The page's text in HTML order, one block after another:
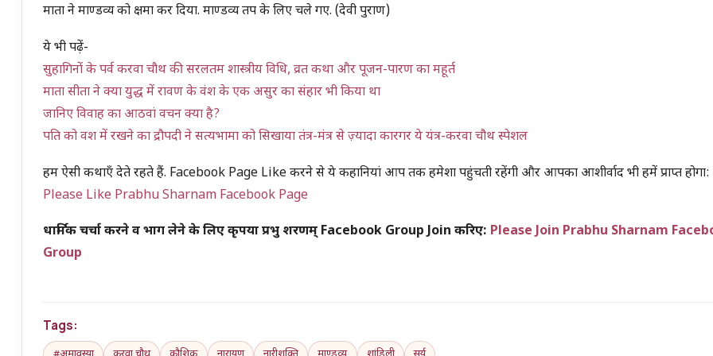
माता ने माण्डव्य को क्षमा कर दिया. माण्डव्य तप के लिए चले गए. (देवी पुराण)
ये भी पढ़ें-
सुहागिनों के पर्व करवा चौथ की सरलतम शास्त्रीय विधि, व्रत कथा और पूजन-पारण का महूर्त
माता सीता ने क्या युद्ध में रावण के वंश के एक असुर का संहार भी किया था
जानिए विवाह का आठवां वचन क्या है?
पति को वश में रखने का द्रौपदी ने सत्यभामा को सिखाया तंत्र-मंत्र से ज़्यादा कारगर ये यंत्र-करवा चौथ स्पेशल
हम ऐसी कथाएँ देते रहते हैं. Facebook Page Like करने से ये कहानियां आप तक हमेशा पहुंचती रहेंगी और आपका आशीर्वाद भी हमें प्राप्त होगा:
Please Like Prabhu Sharnam Facebook Page
धार्मिक चर्चा करने व भाग लेने के लिए कृपया प्रभु शरणम् Facebook Group Join करिए: Please Join Prabhu Sharnam
Group
Tags: